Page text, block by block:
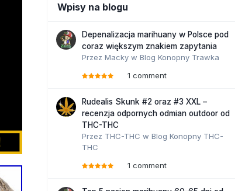
Wpisy na blogu
Depenalizacja marihuany w Polsce pod
coraz większym znakiem zapytania
Przez Macky w Blog Konopny Trawka
1 comment
Rudealis Skunk #2 oraz #3 XXL –
recenzja odpornych odmian outdoor od
THC-THC
Przez THC-THC w Blog Konopny THC-
THC
1 comment